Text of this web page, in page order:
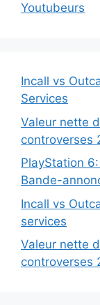
Youtubeurs
Incall vs
Services
Valeur nette
controverses
PlayStation
Bande-
Incall vs
services
Valeur nette
controverses